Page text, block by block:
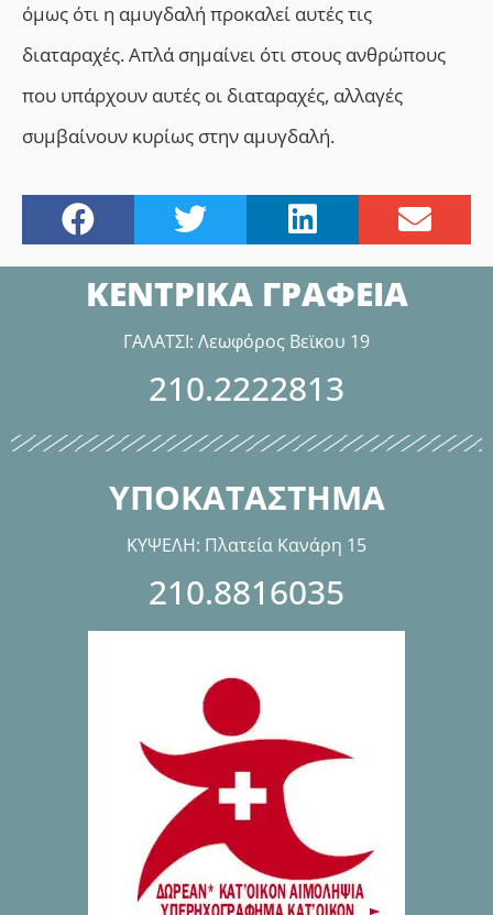
όμως ότι η αμυγδαλή προκαλεί αυτές τις
διαταραχές. Απλά σημαίνει ότι στους ανθρώπους
που υπάρχουν αυτές οι διαταραχές, αλλαγές
συμβαίνουν κυρίως στην αμυγδαλή.
ΚΕΝΤΡΙΚΑ ΓΡΑΦΕΙΑ
ΓΑΛΑΤΣΙ: Λεωφόρος Βεϊκου 19
210.2222813
ΥΠΟΚΑΤΑΣΤΗΜΑ
ΚΥΨΕΛΗ: Πλατεία Κανάρη 15
210.8816035